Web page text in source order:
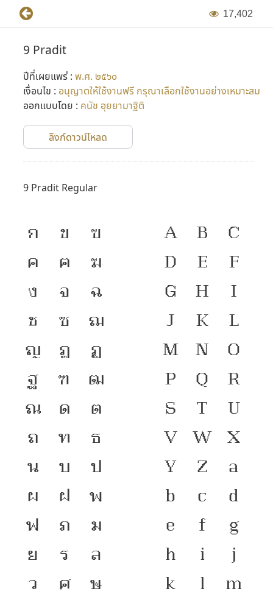
17,402
กลุ่มดิสเพลย์ จึงเหมาะกับการนำไปใช้เป็นแบบตัวพิมพ์ในการจัด
ใช้เป็นตัวหัวข้อหลักที่ต้องการเน้นคำในสื่อสิ่งพิมพ์ทั่วไป
แบบตัวพิมพ์ทั้งหมด มีการตั้งชื่อที่สื่อและมีความหมายต่อ
ในหลวง รัชกาลที่ ๙ โดยทุกแบบตัวพิมพ์ จะมีเลข 9 นำหน้าชื่อ นั่น
ความร่วมมือของ ผู้ประกอบการ สมาคม และชมรมใน
ทั้ง ๙ แบบตัวพิมพ์ไทยที่สร้างสรรค์เสร็จแล้วจะเป็นประโยชน์ต่อ
ไปใช้ได้ฟรีในวันที่ ๓ มิถุนายน พ.ศ. ๒๕๖๐ เนื่องในโอกาสวันการ
ตัวพิมพ์สาธารณะ สามารถนำไปใช้บนสื่อสิ่งพิมพ์ประเภทต่างๆ
รวมถึงสื่ออิเล็กทรอนิกส์ หรือสื่อดิจิทัลได้โดยไม่ต้องขออนุญาต
ซอฟต์แวร์ฟอนต์ก่อนได้รับอนุญาตจากเจ้าของสิทธิ์
ที่มาข้อมูล : หนังสือ ๙ แบบตัวพิมพ์ไทยเพื่อพ่อ
9 Pradit
ปีที่เผยแพร่ : พ.ศ. ๒๕๖๐
เงื่อนไข : อนุญาตให้ใช้งานฟรี กรุณาเลือกใช้งานอย่างเหมาะสม
ออกแบบโดย : คนัช อุยยามาฐิติ
ลิงก์ดาวน์โหลด
9 Pradit Regular
ก ข
ฃ
ค
ฅ
ฆ
ง
จ
ฉ
ช
ซ
ฌ
ญ
ฎ
ฏ
ฐ
ฑ
ฒ
ณ
ด
ต
ถ
ท
ธ
น
บ
ป
ผ
ฝ
พ
ฟ
ภ
ม
ย
ร
ล
ว
ศ
ษ
A B
C
D
E
F
G
H
J
K
L
M
N
O
P
Q
R
S
T
U
V
W
X
Y
Z
a
b
c
d
e
f
g
h
i
j
k
m